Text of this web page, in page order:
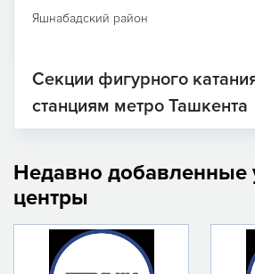
Яшнабадский район
Секции фигурного
станциям метро Ташкента
Недавно добавленные
центры